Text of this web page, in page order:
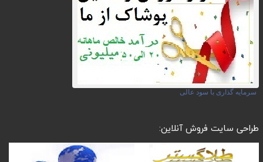
سرمایه گذاری با سود عالی
طراحی سایت فروش آنلاین: